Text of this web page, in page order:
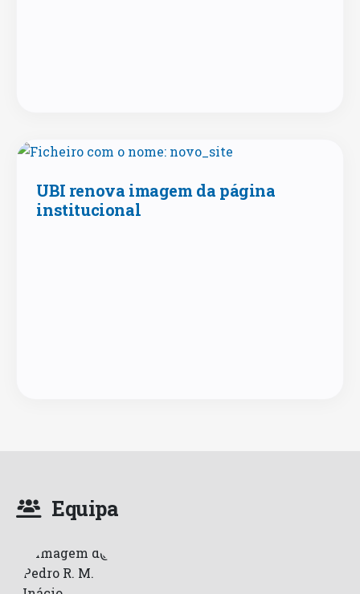
UBI renova imagem da página
institucional
Equipa